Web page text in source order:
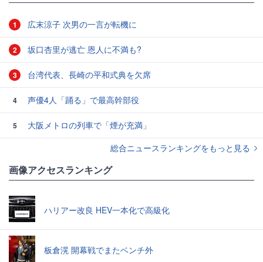
1 広末涼子 次男の一言が転機に
2 坂口杏里が逃亡 恩人に不満も?
3 台湾代表、長崎の平和式典を欠席
4 声優4人「踊る」で最高幹部役
5
大阪メトロの列車で「煙が充満」
総合ニュースランキングをもっと見る
画像アクセスランキング
ハリアー改良 HEV一本化で高級化
板倉滉 開幕戦でまたベンチ外